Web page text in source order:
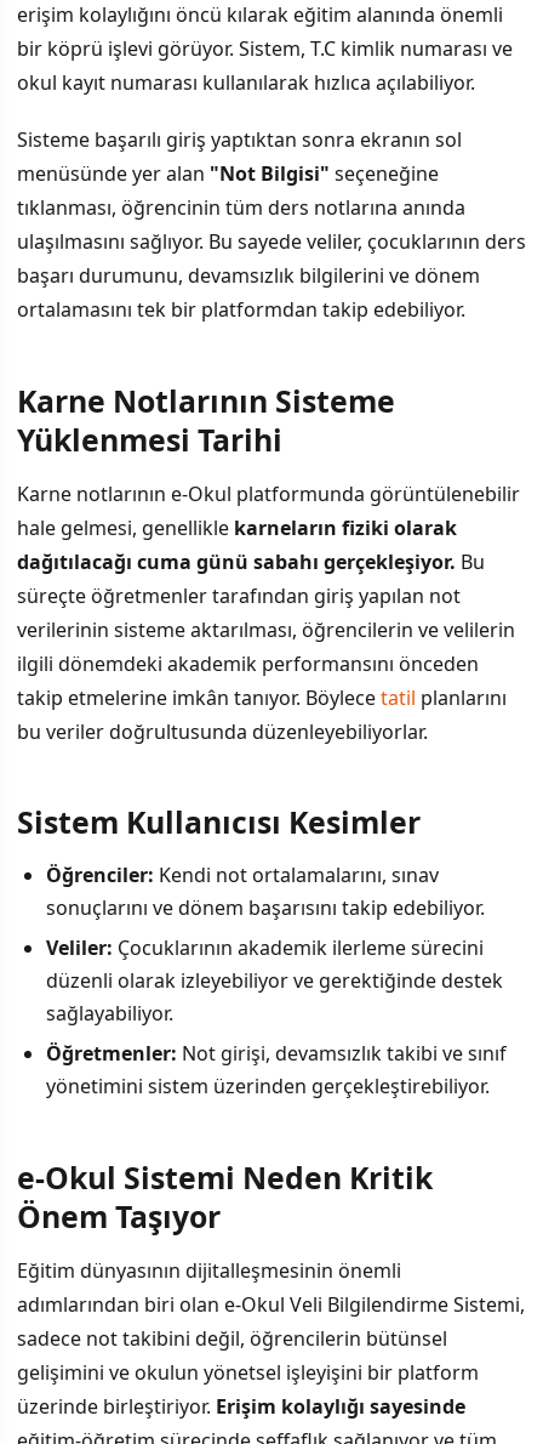
e-Okul Sistemi Neden Kritik Önem Taşıyor
erişim kolaylığını öncü kılarak eğitim alanında önemli
bir köprü işlevi görüyor. Sistem, T.C kimlik numarası ve
okul kayıt numarası kullanılarak hızlıca açılabiliyor.
Sisteme başarılı giriş yaptıktan sonra ekranın sol
menüsünde yer alan "Not Bilgisi" seçeneğine
tıklanması, öğrencinin tüm ders notlarına anında
ulaşılmasını sağlıyor. Bu sayede veliler, çocuklarının ders
başarı durumunu, devamsızlık bilgilerini ve dönem
ortalamasını tek bir platformdan takip edebiliyor.
Karne Notlarının Sisteme
Yüklenmesi Tarihi
Karne notlarının e-Okul platformunda görüntülenebilir
hale gelmesi, genellikle karneların fiziki olarak
dağıtılacağı cuma günü sabahı gerçekleşiyor. Bu
süreçte öğretmenler tarafından giriş yapılan not
verilerinin sisteme aktarılması, öğrencilerin ve velilerin
ilgili dönemdeki akademik performansını önceden
takip etmelerine imkân tanıyor. Böylecetatil planlarını
bu veriler doğrultusunda düzenleyebiliyorlar.
Sistem Kullanıcısı Kesimler
Öğrenciler: Kendi not ortalamalarını, sınav
sonuçlarını ve dönem başarısını takip edebiliyor.
Veliler: Çocuklarının akademik ilerleme sürecini
düzenli olarak izleyebiliyor ve gerektiğinde destek
sağlayabiliyor.
Öğretmenler: Not girişi, devamsızlık takibi ve sınıf
yönetimini sistem üzerinden gerçekleştirebiliyor.
e-Okul Sistemi Neden Kritik
Önem Taşıyor
Eğitim dünyasının dijitalleşmesinin önemli
adımlarından biri olan e-Okul Veli Bilgilendirme Sistemi,
sadece not takibini değil, öğrencilerin bütünsel
gelişimini ve okulun yönetsel işleyişini bir platform
üzerinde birleştiriyor. Erişim kolaylığı sayesinde